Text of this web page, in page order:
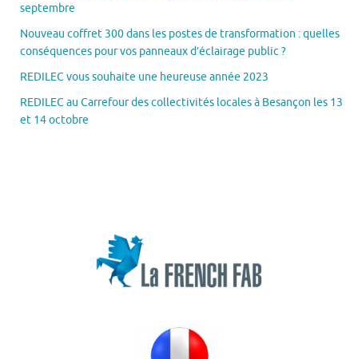
septembre
Nouveau coffret 300 dans les postes de transformation : quelles
conséquences pour vos panneaux d’éclairage public ?
REDILEC vous souhaite une heureuse année 2023
REDILEC au Carrefour des collectivités locales à Besançon les 13
et 14 octobre